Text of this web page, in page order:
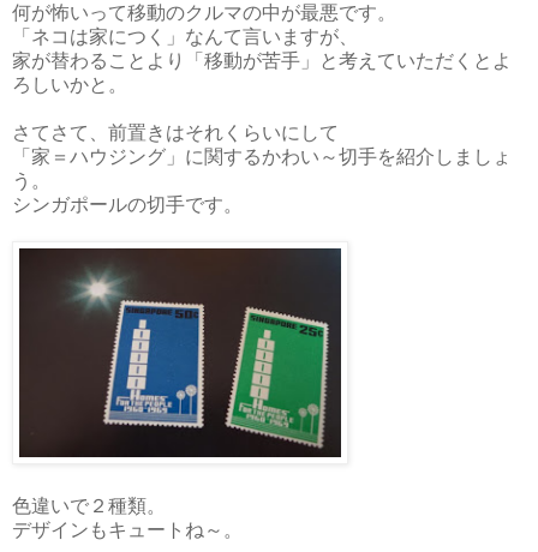
何が怖いって移動のクルマの中が最悪です。
「ネコは家につく」なんて言いますが、
家が替わることより「移動が苦手」と考えていただくとよ
ろしいかと。
さてさて、前置きはそれくらいにして
「家＝ハウジング」に関するかわい～切手を紹介しましょ
う。
シンガポールの切手です。
色違いで２種類。
デザインもキュートね～。